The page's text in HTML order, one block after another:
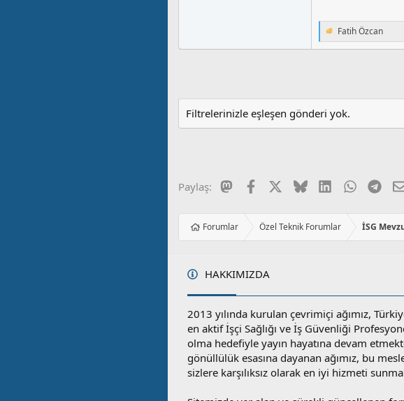
T
e
e
r
Fatih Özcan
Filtrelerinizle eşleşen gönderi yok.
Paylaş: MastodonFacebook BlueskyLinkedIn
Forumlar Özel Teknik Forumlar İSG
HAKKIMIZDA
2013 yılında kurulan çevrimiçi ağımız,
en aktif İşçi Sağlığı ve İş Güvenliği
olma hedefiyle yayın hayatına devam
gönüllülük esasına dayanan ağımız, bu
sizlere karşılıksız olarak en iyi hizmeti